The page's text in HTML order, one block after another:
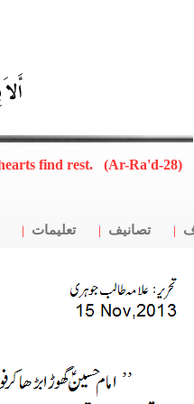
find rest. (Ar-Ra'd-28)
تصانیف تعلیمات